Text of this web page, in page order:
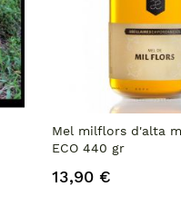
Mel milflors d'alta
ECO 440 gr
13,90 €